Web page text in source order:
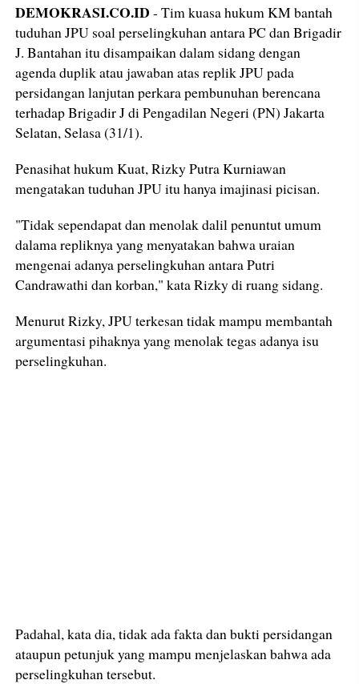
DEMOKRASI.CO.ID - Tim kuasa hukum KM bantah
tuduhan JPU soal perselingkuhan antara PC dan Brigadir
J. Bantahan itu disampaikan dalam sidang dengan
agenda duplik atau jawaban atas replik JPU pada
persidangan lanjutan perkara pembunuhan berencana
terhadap Brigadir J di Pengadilan Negeri (PN) Jakarta
Selatan, Selasa (31/1).
Penasihat hukum Kuat, Rizky Putra Kurniawan
mengatakan tuduhan JPU itu hanya imajinasi picisan.
"Tidak sependapat dan menolak dalil penuntut umum
dalama repliknya yang menyatakan bahwa uraian
mengenai adanya perselingkuhan antara Putri
Candrawathi dan korban," kata Rizky di ruang sidang.
Menurut Rizky, JPU terkesan tidak mampu membantah
argumentasi pihaknya yang menolak tegas adanya isu
perselingkuhan.
Padahal, kata dia, tidak ada fakta dan bukti persidangan
ataupun petunjuk yang mampu menjelaskan bahwa ada
perselingkuhan tersebut.